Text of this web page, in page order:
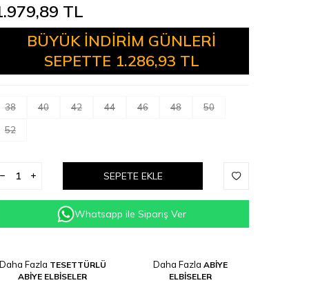
TL
BÜYÜK İNDİRİM GÜNLERİ
SEPETTE 1.286,93 TL
38 40 42 44 46 48 50
52
SEPETE EKLE
Whatsapp ile Sipariş Ver
Daha Fazla TESETTÜRLÜ
ABİYE ELBİSELER
Daha Fazla ABİYE
ELBİSELER